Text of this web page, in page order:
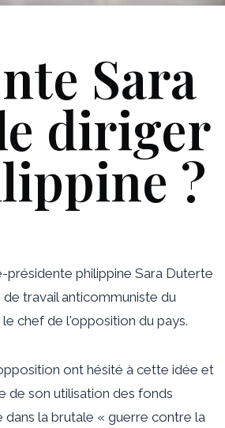
Sara
diriger
?
présidente philippine Sara Duterte
travail anticommuniste du
chef de l'opposition du pays.
ont hésité à cette idée et
de son utilisation des fonds
la brutale « guerre contre la